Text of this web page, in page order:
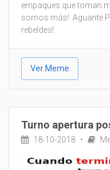
empaques que toman
somos más!. Aguante
rebeldes!.
Ver Meme
Turno apertura
18-10-2018